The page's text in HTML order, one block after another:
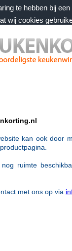
te hebben bij
wij cookies
kan ook door
ruimte
met ons op via